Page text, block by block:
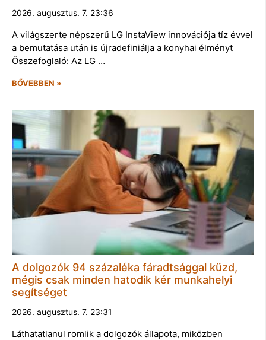
2026. augusztus. 7. 23:36
A világszerte népszerű LG InstaView innovációja tíz évvel
a bemutatása után is újradefiniálja a konyhai élményt
Összefoglaló: Az LG …
BŐVEBBEN »
A dolgozók 94 százaléka fáradtsággal küzd,
mégis csak minden hatodik kér munkahelyi
segítséget
2026. augusztus. 7. 23:31
Láthatatlanul romlik a dolgozók állapota, miközben